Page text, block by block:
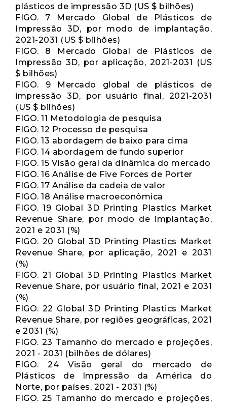
plásticos de impressão 3D (US $ bilhões)
FIGO. 7 Mercado Global de Plásticos de
Impressão 3D, por modo de implantação,
2021-2031 (US $ bilhões)
FIGO. 8 Mercado Global de Plásticos de
Impressão 3D, por aplicação, 2021-2031 (US
$ bilhões)
FIGO. 9 Mercado global de plásticos de
impressão 3D, por usuário final, 2021-2031
(US $ bilhões)
FIGO. 11 Metodologia de pesquisa
FIGO. 12 Processo de pesquisa
FIGO. 13 abordagem de baixo para cima
FIGO. 14 abordagem de fundo superior
FIGO. 15 Visão geral da dinâmica do mercado
FIGO. 16 Análise de Five Forces de Porter
FIGO. 17 Análise da cadeia de valor
FIGO. 18 Análise macroeconômica
FIGO. 19 Global 3D Printing Plastics Market
Revenue Share, por modo de implantação,
2021 e 2031 (%)
FIGO. 20 Global 3D Printing Plastics Market
Revenue Share, por aplicação, 2021 e 2031
(%)
FIGO. 21 Global 3D Printing Plastics Market
Revenue Share, por usuário final, 2021 e 2031
(%)
FIGO. 22 Global 3D Printing Plastics Market
Revenue Share, por regiões geográficas, 2021
e 2031 (%)
FIGO. 23 Tamanho do mercado e projeções,
2021 - 2031 (bilhões de dólares)
FIGO. 24 Visão geral do mercado de
Plásticos de Impressão da América do
Norte, por países, 2021 - 2031 (%)
FIGO. 25 Tamanho do mercado e projeções,